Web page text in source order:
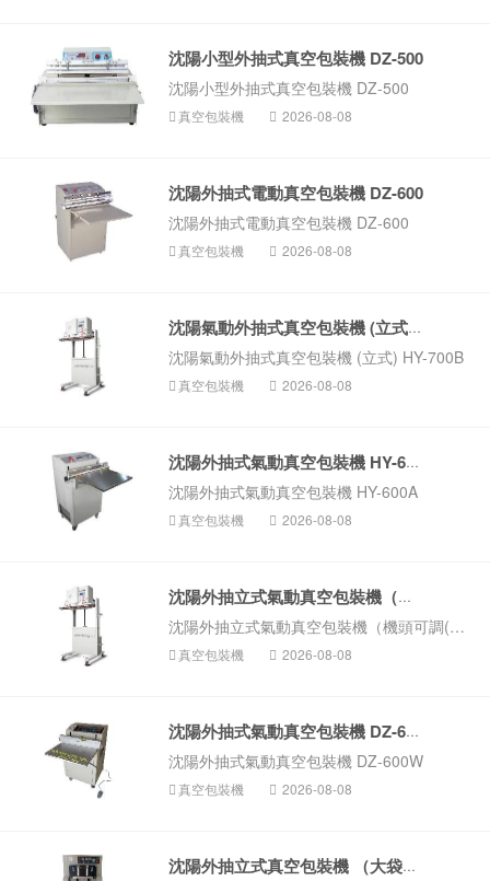
沈陽小型外抽式真空包裝機 DZ-500
沈陽小型外抽式真空包裝機 DZ-500
真空包裝機 2026-08-08
沈陽外抽式電動真空包裝機 DZ-600
沈陽外抽式電動真空包裝機 DZ-600
真空包裝機 2026-08-08
沈陽氣動外抽式真空包裝機 (立式) H...
沈陽氣動外抽式真空包裝機 (立式) HY-700B
真空包裝機 2026-08-08
沈陽外抽式氣動真空包裝機 HY-600A
沈陽外抽式氣動真空包裝機 HY-600A
真空包裝機 2026-08-08
沈陽外抽立式氣動真空包裝機（機頭...
沈陽外抽立式氣動真空包裝機（機頭可調(diào)） HY-700C
真空包裝機 2026-08-08
沈陽外抽式氣動真空包裝機 DZ-600W
沈陽外抽式氣動真空包裝機 DZ-600W
真空包裝機 2026-08-08
沈陽外抽立式真空包裝機 （大袋包裝...